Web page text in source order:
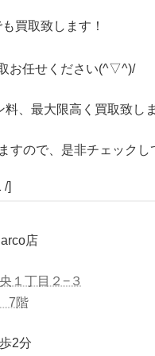
買取致します！
お任せください(^▽^)/
、最大限高く買取致し
すので、是非チェックし
/]
店
１丁目２−３
7階
2分